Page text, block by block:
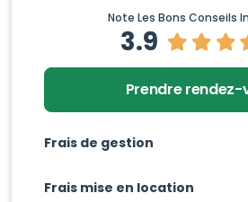
Note Les Bons Conseils
3.9
Frais de gestion
Frais mise en location
Prendre rendez-